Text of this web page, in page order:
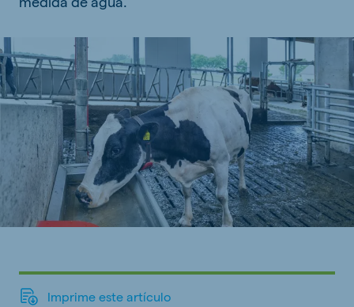
Imprime este artículo